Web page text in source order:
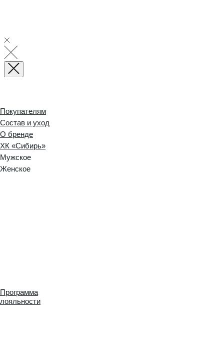
Покупателям
Состав и уход
О бренде
ХК «Сибирь»
Мужское
Женское
Программа
лояльности